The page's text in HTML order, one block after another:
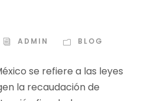
ADMIN BLOG
se refiere a las leyes
la recaudación de